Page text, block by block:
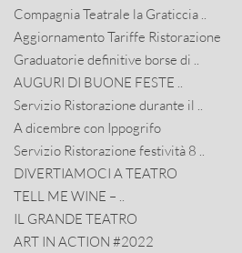
Compagnia Teatrale la Graticcia ..
Aggiornamento Tariffe Ristorazione
Graduatorie definitive borse di ..
AUGURI DI BUONE FESTE ..
Servizio Ristorazione durante il ..
A dicembre con Ippogrifo
Servizio Ristorazione festività 8 ..
DIVERTIAMOCI A TEATRO
TELL ME WINE – ..
IL GRANDE TEATRO
ART IN ACTION #2022